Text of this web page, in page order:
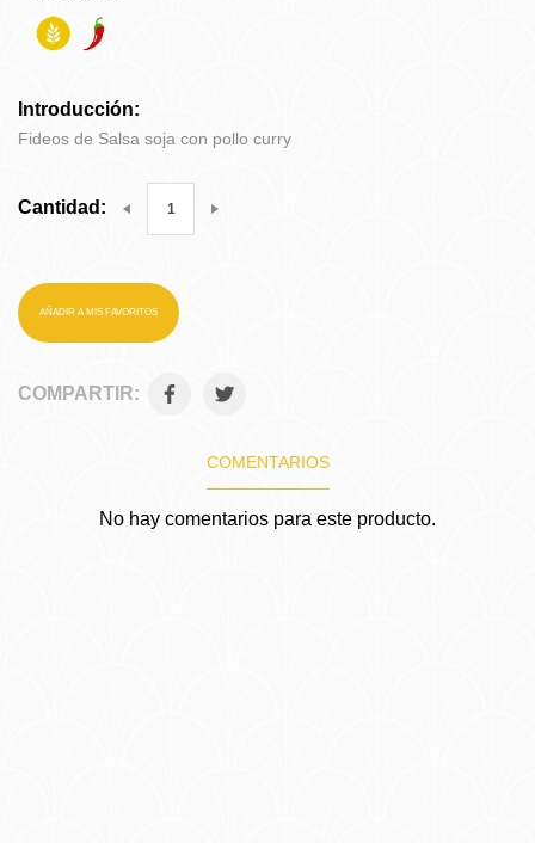
Introducción:
Fideos de Salsa soja con pollo curry
Cantidad:
AÑADIR A MIS FAVORITOS
COMPARTIR:
COMENTARIOS
No hay comentarios para este producto.